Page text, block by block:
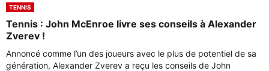
TENNIS
Tennis : John McEnroe livre ses conseils à Alexander
Zverev !
Annoncé comme l’un des joueurs avec le plus de potentiel de sa
génération, Alexander Zverev a reçu les conseils de John